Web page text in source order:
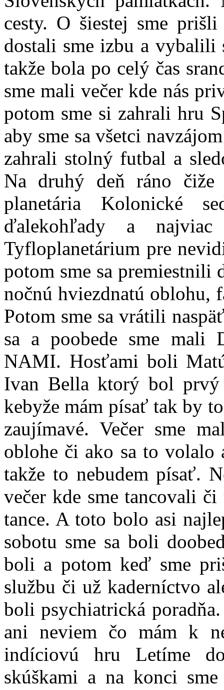
cesty. O šiestej sme
dostali sme izbu a vybalili
takže bola po celý čas
sme mali večer kde nás
potom sme si zahrali hru
aby sme sa všetci
zahrali stolný futbal a
Na druhý deň ráno
planetária Kolonické
ďalekohľady a
Tyfloplanetárium pre
potom sme sa premiestnili
nočnú hviezdnatú oblohu,
Potom sme sa vrátili
sa a poobede sme mali
NAMI. Hosťami boli
Ivan Bella ktorý bol prvý
kebyže mám písať tak by
zaujímavé. Večer sme
oblohe či ako sa to volalo
takže to nebudem písať.
večer kde sme tancovali či
tance. A toto bolo asi
sobotu sme sa boli
boli a potom keď sme
službu či už kaderníctvo
boli psychiatrická
ani neviem čo mám k
indíciovú hru Letíme
skúškami a na konci